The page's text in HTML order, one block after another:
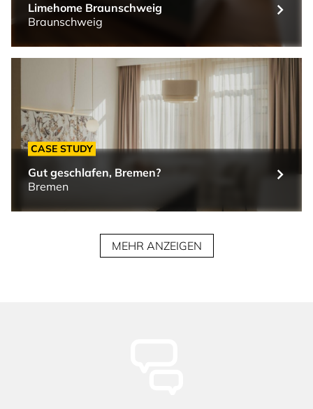
Limehome Braunschweig
Braunschweig
CASE STUDY
Gut geschlafen, Bremen?
Bremen
MEHR ANZEIGEN